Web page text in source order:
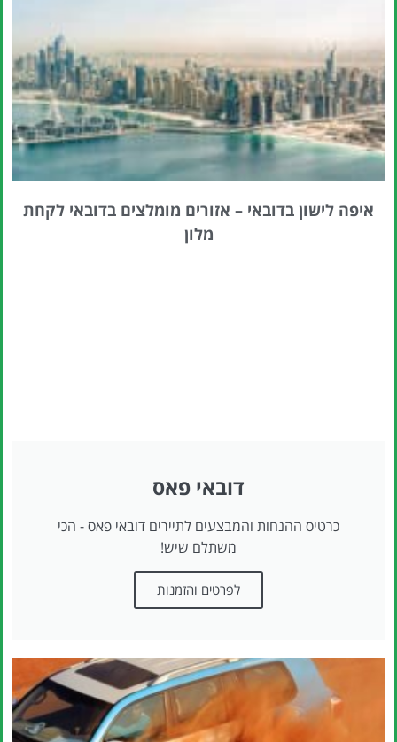
איפה לישון בדובאי – אזורים מומלצים בדובאי לקחת
מלון
דובאי פאס
כרטיס ההנחות והמבצעים לתיירים דובאי פאס - הכי
משתלם שיש!
לפרטים והזמנות